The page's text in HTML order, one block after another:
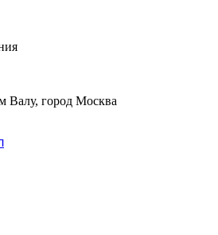
Валу, город Москва